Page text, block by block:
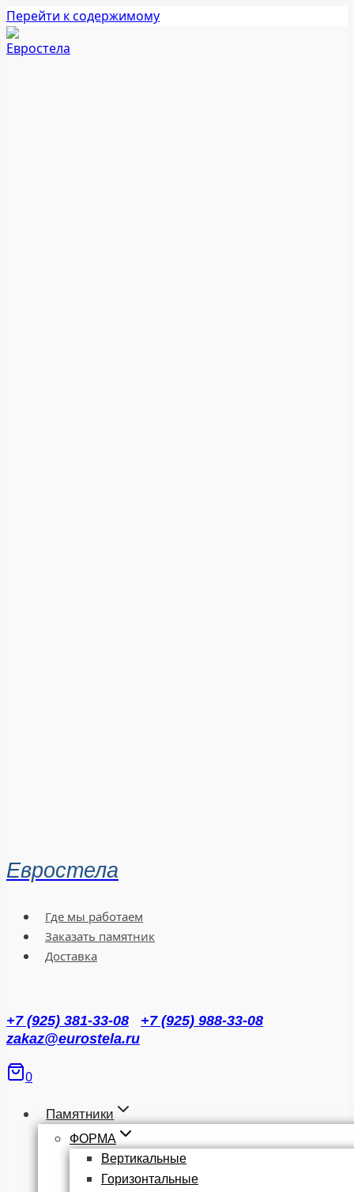
Перейти к содержимому
Евростела
Где мы работаем
Заказать памятник
Доставка
+7 (925) 381-33-08
+7 (925) 988-33-08
zakaz@eurostela.ru
0
Памятники
ФОРМА
Вертикальные
Горизонтальные